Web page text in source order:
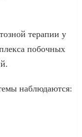
терапии у
побочных
наблюдаются: